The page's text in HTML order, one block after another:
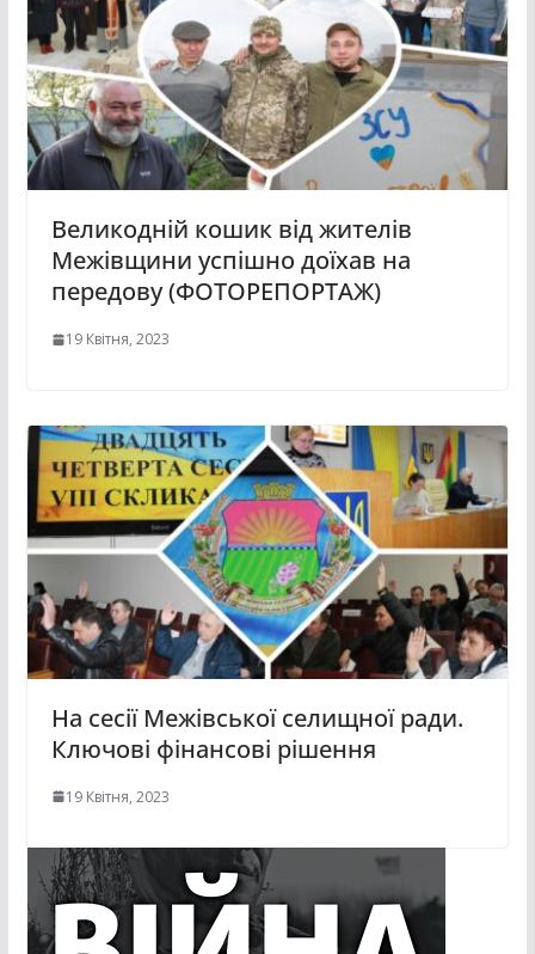
Великодній кошик від жителів
Межівщини успішно доїхав на
передову (ФОТОРЕПОРТАЖ)
19 Квітня, 2023
На сесії Межівської селищної ради.
Ключові фінансові рішення
19 Квітня, 2023